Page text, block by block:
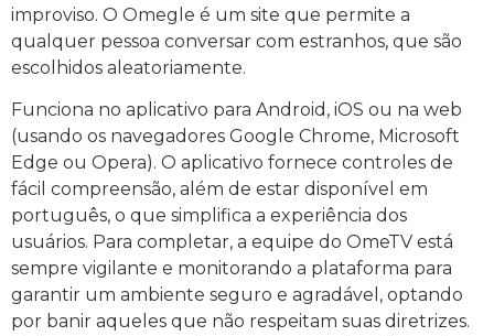
improviso. O Omegle é um site que permite a
qualquer pessoa conversar com estranhos, que são
escolhidos aleatoriamente.
Funciona no aplicativo para Android, iOS ou na web
(usando os navegadores Google Chrome, Microsoft
Edge ou Opera). O aplicativo fornece controles de
fácil compreensão, além de estar disponível em
português, o que simplifica a experiência dos
usuários. Para completar, a equipe do OmeTV está
sempre vigilante e monitorando a plataforma para
garantir um ambiente seguro e agradável, optando
por banir aqueles que não respeitam suas diretrizes.